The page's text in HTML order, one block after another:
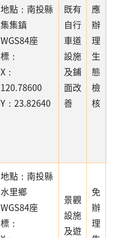
地點：南投縣
集集鎮
WGS84座
標：
X：
120.78600
Y：23.82640
既有
自行
車道
設施
及鋪
面改
善
應
辦
理
生
態
檢
核
地點：南投縣
水里鄉
WGS84座
標：
景觀
設施
及遊
免
辦
理